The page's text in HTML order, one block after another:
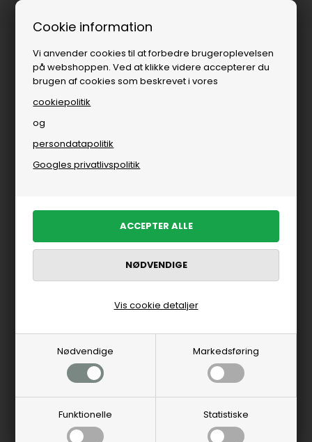
Cookie information
Vi anvender cookies til at forbedre brugeroplevelsen
på webshoppen. Ved at klikke videre accepterer du
brugen af cookies som beskrevet i vores
cookiepolitik
og
persondatapolitik
Googles privatlivspolitik
Nødvendige Markedsføring
Funktionelle Statistiske
Vis cookie detaljer